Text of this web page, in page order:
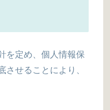
を定め、個人情報保
せることにより、